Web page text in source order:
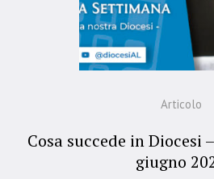
Articolo
Cosa succede in Diocesi
giugno